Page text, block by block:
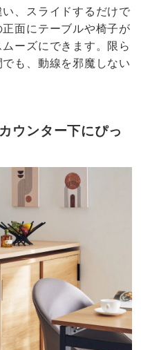
、スライドするだけで
面にテーブルや椅子が
ーズにできます。限ら
も、動線を邪魔しない
ウンター下にぴっ